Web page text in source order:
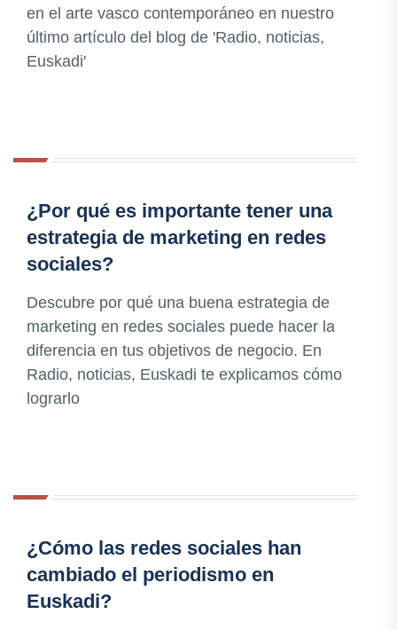
en el arte vasco contemporáneo en nuestro
último artículo del blog de 'Radio, noticias,
Euskadi'
¿Por qué es importante tener una
estrategia de marketing en redes
sociales?
Descubre por qué una buena estrategia de
marketing en redes sociales puede hacer la
diferencia en tus objetivos de negocio. En
Radio, noticias, Euskadi te explicamos cómo
lograrlo
¿Cómo las redes sociales han
cambiado el periodismo en
Euskadi?